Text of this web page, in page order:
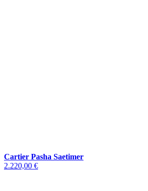
Cartier Pasha Saetimer
2.220,00 €